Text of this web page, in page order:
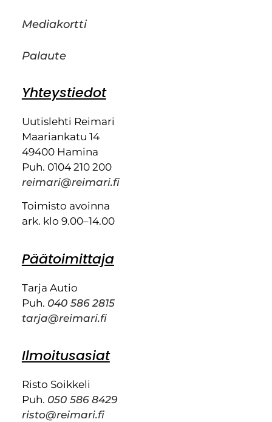
Mediakortti
Palaute
Yhteystiedot
Uutislehti Reimari
Maariankatu 14
49400 Hamina
Puh. 0104 210 200
reimari@reimari.fi
Toimisto avoinna
ark. klo 9.00–14.00
Päätoimittaja
Tarja Autio
Puh. 040 586 2815
tarja@reimari.fi
Ilmoitusasiat
Risto Soikkeli
Puh. 050 586 8429
risto@reimari.fi